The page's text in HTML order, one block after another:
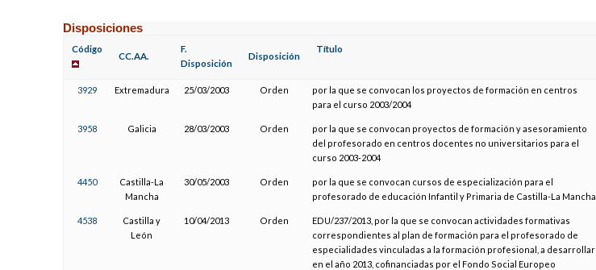
Disposiciones
Código
CC.AA.
F.
Disposición
Disposición
Título
3929 Extremadura 25/03/2003 Orden
por la que se convocan los proyectos de formación en centros
para el curso 2003/2004
3958 Galicia 28/03/2003 Orden
por la que se convocan proyectos de formación y asesoramiento
del profesorado en centros docentes no universitarios para el
curso 2003-2004
4450
Castilla-La
Mancha
30/05/2003 Orden
por la que se convocan cursos de especialización para el
profesorado de educación Infantil y Primaria de Castilla-La Mancha
4538
Castilla y
León
10/04/2013 Orden
EDU/237/2013, por la que se convocan actividades formativas
correspondientes al plan de formación para el profesorado de
especialidades vinculadas a la formación profesional, a desarrollar
en el año 2013, cofinanciadas por el Fondo Social Europeo